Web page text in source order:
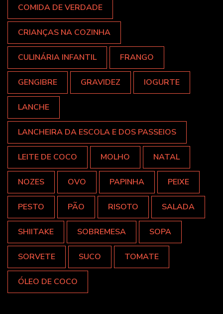
COMIDA DE VERDADE
CRIANÇAS NA COZINHA
CULINÁRIA INFANTIL FRANGO
GENGIBRE GRAVIDEZ IOGURTE
LANCHE
LANCHEIRA DA ESCOLA E DOS PASSEIOS
LEITE DE COCO MOLHO NATAL
NOZES OVO PAPINHA PEIXE
PESTO PÃO RISOTO SALADA
SHIITAKE SOBREMESA SOPA
SORVETE SUCO TOMATE
ÓLEO DE COCO